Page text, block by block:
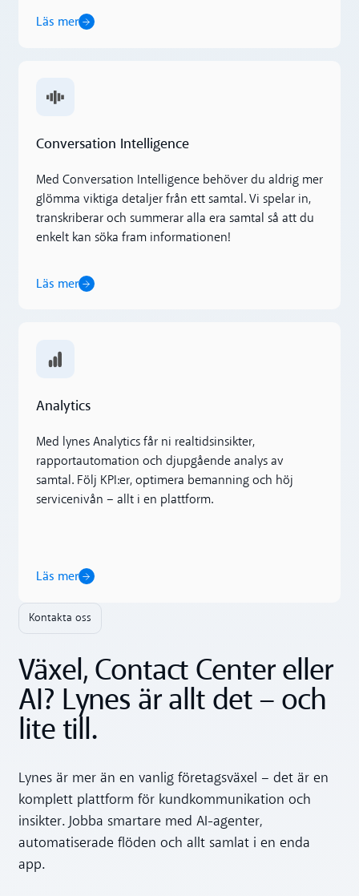
Läs mer
Conversation Intelligence
Med Conversation Intelligence behöver du aldrig mer
glömma viktiga detaljer från ett samtal. Vi spelar in,
transkriberar och summerar alla era samtal så att du
enkelt kan söka fram informationen!
Läs mer
Analytics
Med lynes Analytics får ni realtidsinsikter,
rapportautomation och djupgående analys av
samtal. Följ KPI:er, optimera bemanning och höj
servicenivån – allt i en plattform.
Läs mer
Läs mer
Kontakta oss
Växel, Contact Center eller
AI? Lynes är allt det – och
lite till.
Lynes är mer än en vanlig företagsväxel – det är en
komplett plattform för kundkommunikation och
insikter. Jobba smartare med AI-agenter,
automatiserade flöden och allt samlat i en enda
app.